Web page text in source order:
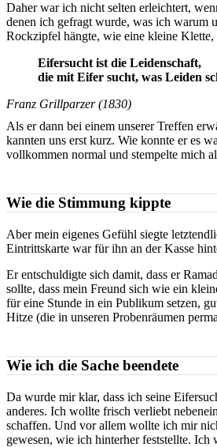
Daher war ich nicht selten erleichtert,
denen ich gefragt wurde, was ich warum
Rockzipfel hängte, wie eine kleine
Eifersucht ist die Leidenschaft,
die mit Eifer sucht, was Leiden
Franz Grillparzer (1830)
Als er dann bei einem unserer Treffen
kannten uns erst kurz. Wie konnte er es
vollkommen normal und stempelte mich
Wie die Stimmung kippte
Aber mein eigenes Gefühl siegte
Eintrittskarte war für ihn an der Kasse
Er entschuldigte sich damit, dass er
sollte, dass mein Freund sich wie ein
für eine Stunde in ein Publikum setzen,
Hitze (die in unseren Probenräumen
Wie ich die Sache beendete
Da wurde mir klar, dass ich seine
anderes. Ich wollte frisch verliebt
schaffen. Und vor allem wollte ich mir
gewesen, wie ich hinterher feststellte. Ich